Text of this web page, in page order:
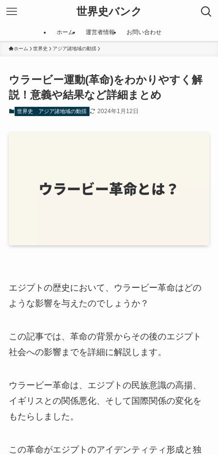
世界史バンク
ホーム 運営者情報 お問い合わせ
ホーム 世界史 アジア諸地域の動揺
ウラービー運動(革命)をわかりやすく解
説！意義や結果など詳細まとめ
世界史 アジア諸地域の動揺 2024年1月12日
エジプトの歴史において、ウラービー革命はどの
ような影響を与えたのでしょうか？
この記事では、革命の背景からその後のエジプト
社会への影響までを詳細に解説します。
ウラービー革命は、エジプトの民族意識の高揚、
イギリスとの関係悪化、そして国際関係の変化を
もたらしました。
この革命がエジプトのアイデンティティ形成と独